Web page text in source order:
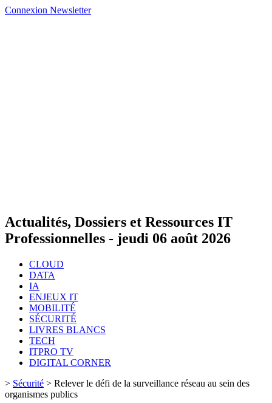
Connexion Newsletter
Actualités, Dossiers et Ressources IT
Professionnelles - jeudi 06 août 2026
CLOUD
DATA
IA
ENJEUX IT
MOBILITÉ
SÉCURITÉ
LIVRES BLANCS
TECH
ITPRO TV
DIGITAL CORNER
> Sécurité > Relever le défi de la surveillance réseau au sein des
organismes publics